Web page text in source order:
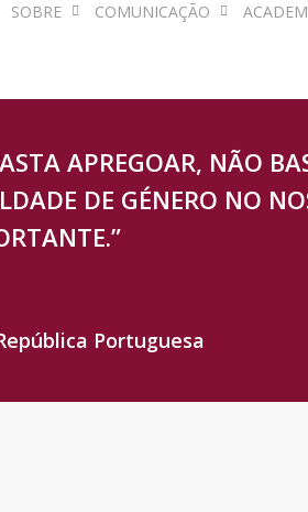
SOBRE COMUNICAÇÃO
APREGOAR, NÃO
DE GÉNERO NO
Portuguesa